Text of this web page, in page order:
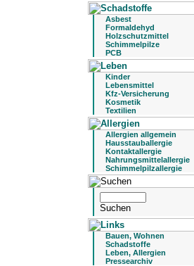
Asbest
Formaldehyd
Holzschutzmittel
Schimmelpilze
PCB
Kinder
Lebensmittel
Kfz-Versicherung
Kosmetik
Textilien
Allergien allgemein
Hausstauballergie
Kontaktallergie
Nahrungsmittelallergie
Schimmelpilzallergie
Bauen, Wohnen
Schadstoffe
Leben, Allergien
Pressearchiv